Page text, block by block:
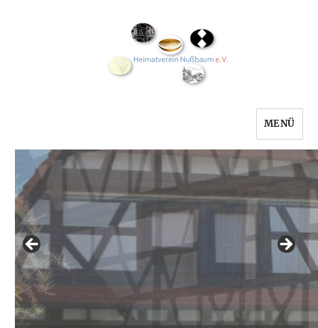
Heimatverein Nußbaum e.V.
MENÜ